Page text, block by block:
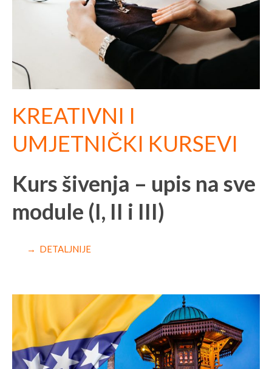
KREATIVNI I
UMJETNIČKI KURSEVI
Kurs šivenja – upis na sve
module (I, II i III)
→ DETALJNIJE